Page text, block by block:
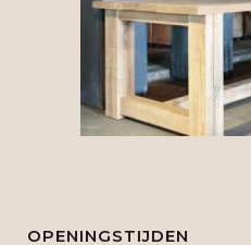
OPENINGSTIJDEN